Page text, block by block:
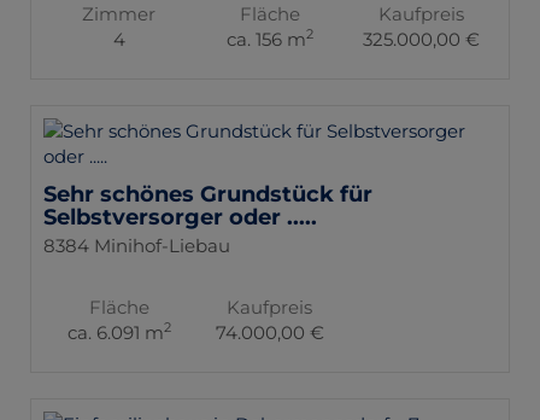
Zimmer
4
Fläche
ca. 156 m2
Kaufpreis
325.000,00 €
Sehr schönes Grundstück für
Selbstversorger oder .....
8384 Minihof-Liebau
Fläche
ca. 6.091 m2
Kaufpreis
74.000,00 €